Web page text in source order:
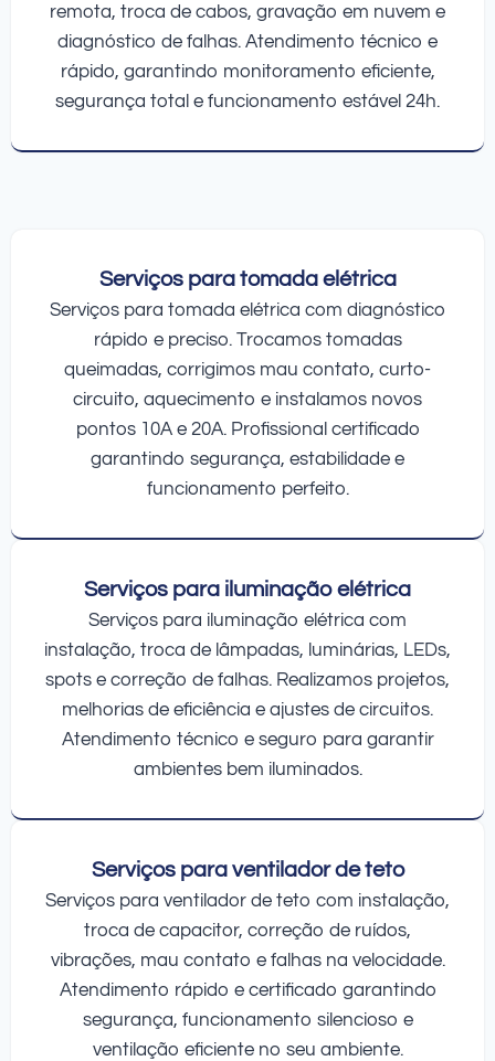
remota, troca de cabos, gravação em nuvem e
diagnóstico de falhas. Atendimento técnico e
rápido, garantindo monitoramento eficiente,
segurança total e funcionamento estável 24h.
Serviços para tomada elétrica
Serviços para tomada elétrica com diagnóstico
rápido e preciso. Trocamos tomadas
queimadas, corrigimos mau contato, curto-
circuito, aquecimento e instalamos novos
pontos 10A e 20A. Profissional certificado
garantindo segurança, estabilidade e
funcionamento perfeito.
Serviços para iluminação elétrica
Serviços para iluminação elétrica com
instalação, troca de lâmpadas, luminárias, LEDs,
spots e correção de falhas. Realizamos projetos,
melhorias de eficiência e ajustes de circuitos.
Atendimento técnico e seguro para garantir
ambientes bem iluminados.
Serviços para ventilador de teto
Serviços para ventilador de teto com instalação,
troca de capacitor, correção de ruídos,
vibrações, mau contato e falhas na velocidade.
Atendimento rápido e certificado garantindo
segurança, funcionamento silencioso e
ventilação eficiente no seu ambiente.